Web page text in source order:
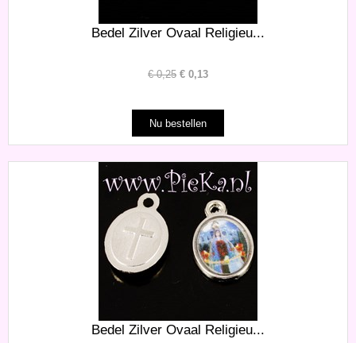
Bedel Zilver Ovaal Religieu...
€0,25 € 0,13
Bedel Zilver Ovaal Religieu...